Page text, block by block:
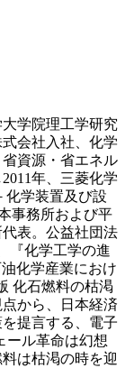
学院理工学研究
会社入社、化学
資源・省エネル
年、三菱化学
化学装置及び設
事務所および平
表。公益社団法
『化学工学の進
化学産業におけ
化石燃料の枯渇
から、日本経済
提言する、電子
ール革命は幻想
は枯渇の時を迎